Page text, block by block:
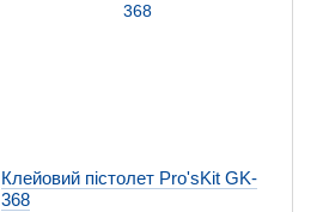
Клейовий пістолет Pro'sKit GK-
368